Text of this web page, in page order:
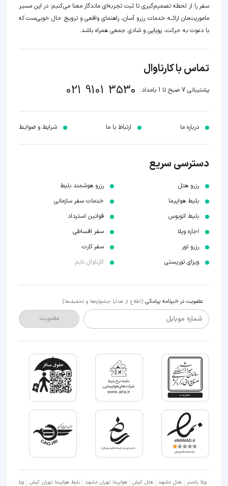
سفر را از لحظه‌ تصمیم‌گیری تا ثبت تجربه‌ای ماندگار معنا می‌کنیم؛ در این مسیر‍
ماموریت‌مان اراﺋــﻪ خدمات رزرو آسان، راهنمای واقعی و ترویج حال خوبی‌ست که
با دعوت به حرکت، پویایی و شادی جمعی همراه باشد.
تماس با کارناوال
پشتیبانی 7 صبح تا 1 بامداد: 021 9101 3530
درباره ما ارتباط با ما شرایط و ضوابـط
دسترسی سریع
رزرو هتل
بلیط هواپیما
بلیط اتوبوس
اجاره ویلا
رزرو تور
ویزای توریستی
رزرو هوشمند بلیط
خدمات سفر سازمانی
قوانین استرداد
سفر اقساطی
سفر کارت
کارناوال تایم
عضویت در خبرنامه پیامکی (اطلاع از هدایا جشنواره‌ها و تخفیف‌ها)
شماره موبایل عضویت
ویلا رامسر هتل مشهد هتل کیش هواپیما تهران مشهد بلیط هواپیما تهران کیش ویلا شمال